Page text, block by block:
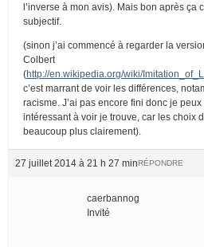
l’inverse à mon avis). Mais bon après ça
subjectif.
(sinon j’ai commencé à regarder la
Colbert
(http://en.wikipedia.org/wiki/
c’est marrant de voir les différences,
racisme. J’ai pas encore fini donc je
intéressant à voir je trouve, car les choix
beaucoup plus clairement).
27 juillet 2014 à 21 h 27 minRÉPONDRE
caerbannog
Invité